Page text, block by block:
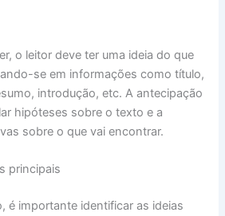
o leitor deve ter uma ideia do que
se em informações como título,
introdução, etc. A antecipação
hipóteses sobre o texto e a
sobre o que vai encontrar.
principais
é importante identificar as ideias